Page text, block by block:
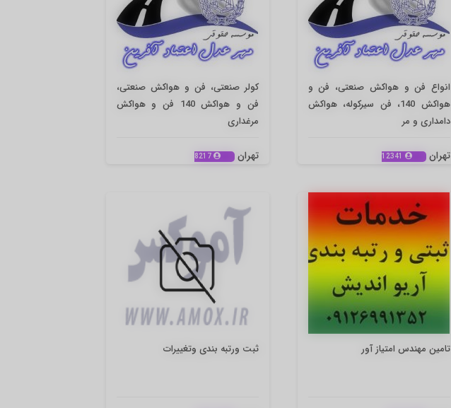
ثبت ورتبه بندی وتغییرات تامین مهندس امتیاز آور
کولر صنعتی، فن و هواکش صنعتی،
فن و هواکش 140 فن و هواکش
مرغداری
تهران
انواع فن و هواکش صنعتی، فن و
هواکش 140، فن سیرکوله، هواکش
دامداری و مر
تهران